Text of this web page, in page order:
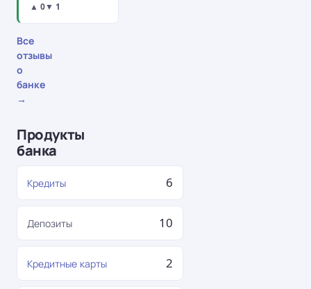
▲ 0▼ 1
Все
отзывы
о
банке
→
Продукты
банка
Кредиты 6
Депозиты 10
Кредитные карты 2